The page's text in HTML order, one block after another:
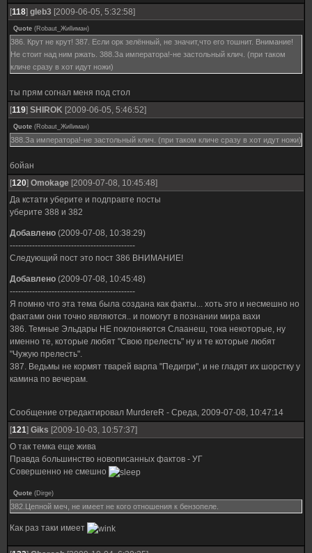
[118] gleb3 [2009-06-05, 5:32:58]
Quote (Robaut_Жиllиман)
386. Крут не крут! 387. Если орк зелённый, не значит,что его тошнит. Внимание!
Не стоит над ним ржать. 388.За императора!-не застольный клич. (при таком
кличе сразу в хот идут ножи)
ты прям согнал меня под стол
[119] SHIROK [2009-06-05, 5:46:52]
Quote (Robaut_Жиllиман)
388.За императора!-не застольный клич. (при таком кличе сразу в хот идут ножи)
бойан
[120] Omokage [2009-07-08, 10:45:48]
Да кстати уберите и подправте посты
уберите 388 и 382
Добавлено (2009-07-08, 10:38:29)
---------------------------------------------
Следующий пост это пост 386 ВНИМАНИЕ!
Добавлено (2009-07-08, 10:45:48)
---------------------------------------------
Я помню что эта тема была создана как факты... хоть это и несмешно но
фактами они точно являются.. и помогут в познании мира вахи
386. Темные Эльдары НЕ поклоняются Слаанеш, тока некоторые, ну
именно те, которые любят "Свою прелесть" ну и те которые любят
"Чужую прелесть".
387. Ведьмы не кормят тварей варпа "Педигри", и не гладят их шорстку у
камина по вечерам.
Сообщение отредактировал MurdereR - Среда, 2009-07-08, 10:47:14
[121] Giks [2009-10-03, 10:57:37]
О так темка еще жива
Правда большинство новописанных фактов - УГ
Совершенно не смешно
Quote (Dirge)
382.Цепной меч, не имеет не кого отношения к бензопеле.
Как раз таки имеет